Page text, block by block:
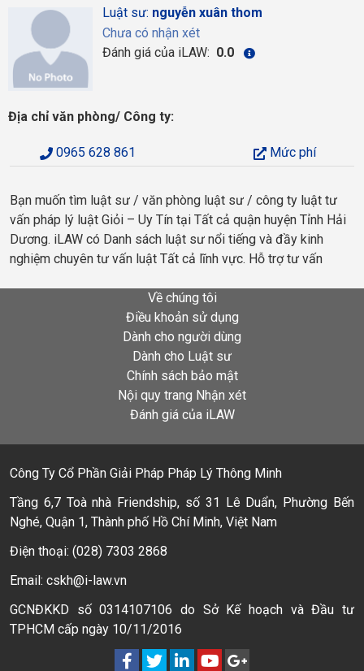
Luật sư: nguyễn xuân thom
Chưa có nhận xét
Đánh giá của iLAW: 0.0
Địa chỉ văn phòng/ Công ty:
0965 628 861 Mức phí
Bạn muốn tìm luật sư / văn phòng luật sư / công ty luật tư
vấn pháp lý luật Giỏi – Uy Tín tại Tất cả quận huyện Tỉnh Hải
Dương. iLAW có Danh sách luật sư nổi tiếng và đầy kinh
nghiệm chuyên tư vấn luật Tất cả lĩnh vực. Hỗ trợ tư vấn
Về chúng tôi
Điều khoản sử dụng
Dành cho người dùng
Dành cho Luật sư
Chính sách bảo mật
Nội quy trang Nhận xét
Đánh giá của iLAW
Công Ty Cổ Phần Giải Pháp Pháp Lý Thông Minh
Tầng 6,7 Toà nhà Friendship, số 31 Lê Duẩn, Phường Bến
Nghé, Quận 1, Thành phố Hồ Chí Minh, Việt Nam
Điện thoại: (028) 7303 2868
Email: cskh@i-law.vn
GCNĐKKD số 0314107106 do Sở Kế hoạch và Đầu tư
TPHCM cấp ngày 10/11/2016